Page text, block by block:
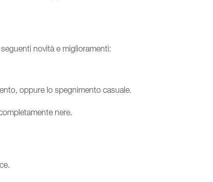
novità e miglioramenti:
oppure lo spegnimento casuale.
nere.